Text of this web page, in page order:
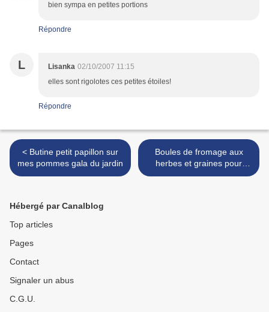
bien sympa en petites portions
Répondre
L Lisanka 02/10/2007 11:15
elles sont rigolotes ces petites étoiles!
Répondre
< Butine petit papillon sur
mes pommes gala du jardin
Boules de fromage aux
herbes et graines pour
l'apéro et bienvenue à
Hébergé par Canalblog
Top articles
Pages
Contact
Signaler un abus
C.G.U.